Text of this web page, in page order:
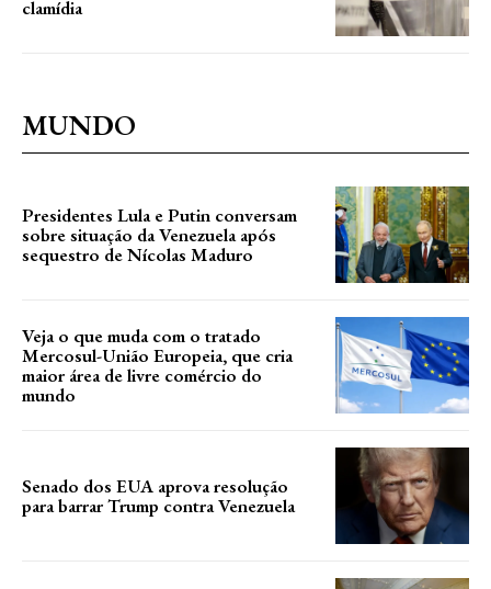
clamídia
MUNDO
Presidentes Lula e Putin conversam
sobre situação da Venezuela após
sequestro de Nícolas Maduro
Veja o que muda com o tratado
Mercosul-União Europeia, que cria
maior área de livre comércio do
mundo
Senado dos EUA aprova resolução
para barrar Trump contra Venezuela